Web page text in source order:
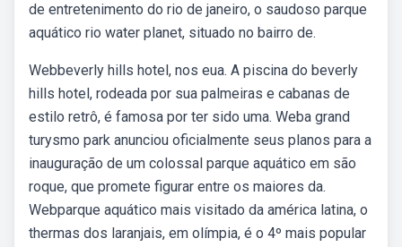
de entretenimento do rio de janeiro, o saudoso parque
aquático rio water planet, situado no bairro de.
Webbeverly hills hotel, nos eua. A piscina do beverly
hills hotel, rodeada por sua palmeiras e cabanas de
estilo retrô, é famosa por ter sido uma. Weba grand
turysmo park anunciou oficialmente seus planos para a
inauguração de um colossal parque aquático em são
roque, que promete figurar entre os maiores da.
Webparque aquático mais visitado da américa latina, o
thermas dos laranjais, em olímpia, é o 4º mais popular